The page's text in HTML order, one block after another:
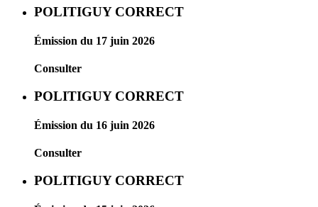
POLITIGUY CORRECT
Émission du 17 juin 2026
Consulter
POLITIGUY CORRECT
Émission du 16 juin 2026
Consulter
POLITIGUY CORRECT